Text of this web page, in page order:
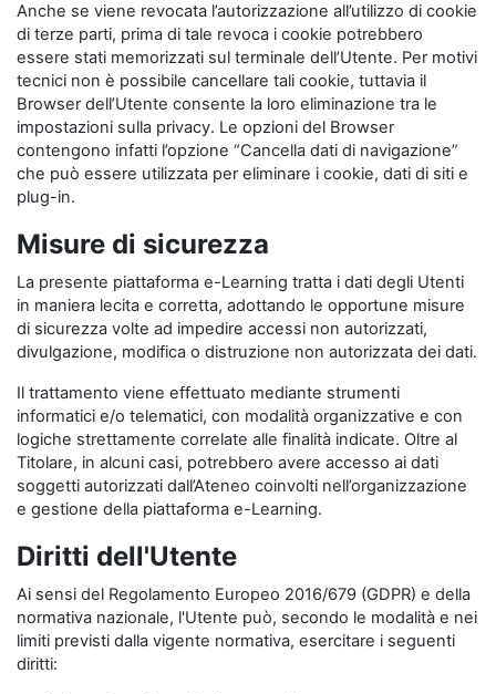
Anche se viene revocata l’autorizzazione all’utilizzo di cookie
di terze parti, prima di tale revoca i cookie potrebbero
essere stati memorizzati sul terminale dell’Utente. Per motivi
tecnici non è possibile cancellare tali cookie, tuttavia il
Browser dell’Utente consente la loro eliminazione tra le
impostazioni sulla privacy. Le opzioni del Browser
contengono infatti l’opzione “Cancella dati di navigazione”
che può essere utilizzata per eliminare i cookie, dati di siti e
plug-in.
Misure di sicurezza
La presente piattaforma e-Learning tratta i dati degli Utenti
in maniera lecita e corretta, adottando le opportune misure
di sicurezza volte ad impedire accessi non autorizzati,
divulgazione, modifica o distruzione non autorizzata dei dati.
Il trattamento viene effettuato mediante strumenti
informatici e/o telematici, con modalità organizzative e con
logiche strettamente correlate alle finalità indicate. Oltre al
Titolare, in alcuni casi, potrebbero avere accesso ai dati
soggetti autorizzati dall’Ateneo coinvolti nell’organizzazione
e gestione della piattaforma e-Learning.
Diritti dell'Utente
Ai sensi del Regolamento Europeo 2016/679 (GDPR) e della
normativa nazionale, l'Utente può, secondo le modalità e nei
limiti previsti dalla vigente normativa, esercitare i seguenti
diritti: